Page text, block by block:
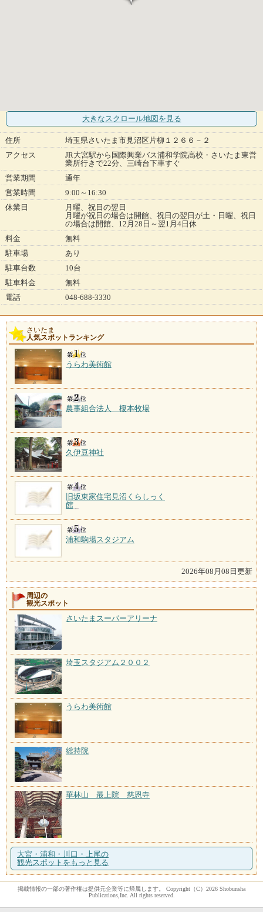
大きなスクロール地図 を見る
住所
埼玉県さいたま市見沼区片柳１２６６－２
アクセス
JR大宮駅から国際興業バス浦和学院高校・さいたま東営
業所行きで22分、三崎台下車すぐ
営業期間
通年
営業時間
9:00～16:30
休業日
月曜、祝日の翌日
月曜が祝日の場合は開館、祝日の翌日が土・日曜、祝日
の場合は開館、12月28日～翌1月4日休
料金
無料
駐車場
あり
駐車台数
10台
駐車料金
無料
電話
048-688-3330
さいたま
人気スポットランキング
うらわ美術館
農事組合法人 榎本牧場
久伊豆神社
旧坂東家住宅見沼くらしっく
館
浦和駒場スタジアム
2026年08月08日更新
周辺の
観光スポット
さいたまスーパーアリーナ
埼玉スタジアム２００２
うらわ美術館
総持院
華林山 最上院 慈恩寺
大宮・浦和・川口・上尾の
観光スポットをもっと見る
掲載情報の一部の著作権は提供元企業等に帰属します。 Copyright（C）2026 Shobunsha
Publications,Inc. All rights reserved.